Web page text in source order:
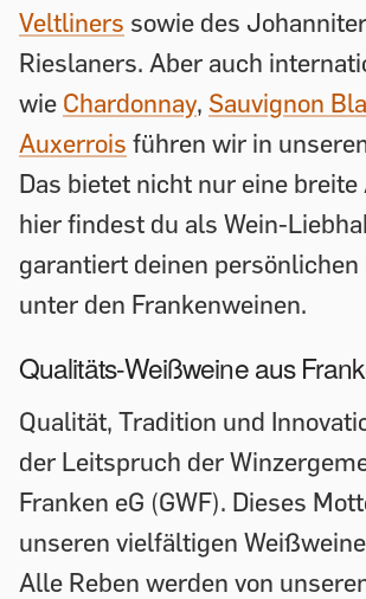
Veltliners sowie des
Rieslaners. Aber auch
wie Chardonnay, Sauvignon
Auxerrois führen wir in
Das bietet nicht nur eine breite
hier findest du als Wein-
garantiert deinen persönlichen
unter den Frankenweinen.
Qualitäts-Weißweine aus
Qualität, Tradition und
der Leitspruch der
Franken eG (GWF). Dieses
unseren vielfältigen
Alle Reben werden von